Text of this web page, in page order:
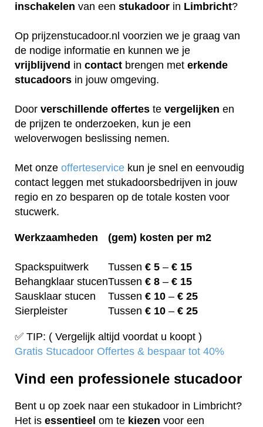
inschakelen van een stukadoor in Limbricht?
Op prijzenstucadoor.nl voorzien we je graag van
de nodige informatie en kunnen we je
vrijblijvend in contact brengen met erkende
stucadoors in jouw omgeving.
Door verschillende offertes te vergelijken en
de prijzen te onderzoeken, kun je een
weloverwogen beslissing nemen.
Met onze offerteservice kun je snel en eenvoudig
contact leggen met stukadoorsbedrijven in jouw
regio en zo besparen op de totale kosten voor
stucwerk.
Werkzaamheden (gem) kosten per m2
Spackspuitwerk Tussen € 5 – € 15
Behangklaar stucenTussen € 8 – € 15
Sausklaar stucen
Tussen € 10 – € 25
Sierpleister
Tussen € 10 – € 25
✅ TIP: ( Vergelijk altijd voordat u koopt )
Gratis Stucadoor Offertes & bespaar tot 40%
Vind een professionele stucadoor
Bent u op zoek naar een stukadoor in Limbricht?
Het is essentieel om te kiezen voor een